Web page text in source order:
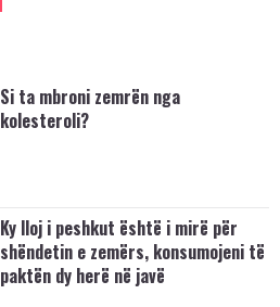
Si ta mbroni zemrën nga
kolesteroli?
Ky lloj i peshkut është i mirë për
shëndetin e zemërs, konsumojeni të
paktën dy herë në javë